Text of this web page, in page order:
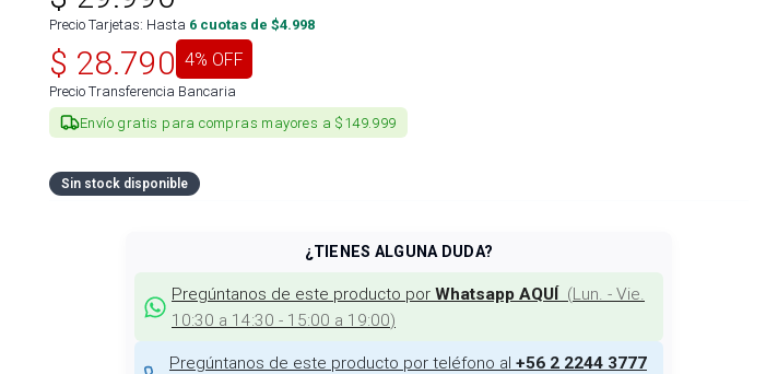
Precio Tarjetas: Hasta 6 cuotas de $4.998
$ 28.790 4% OFF
Precio Transferencia Bancaria
Envío gratis para compras mayores a $149.999
Sin stock disponible
¿TIENES ALGUNA DUDA?
Pregúntanos de este producto por Whatsapp AQUÍ (Lun. - Vie.
10:30 a 14:30 - 15:00 a 19:00)
Pregúntanos de este producto por teléfono al +56 2 2244 3777